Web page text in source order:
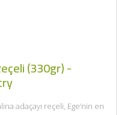
(330gr) -
adaçayı reçeli, Ege’nin en